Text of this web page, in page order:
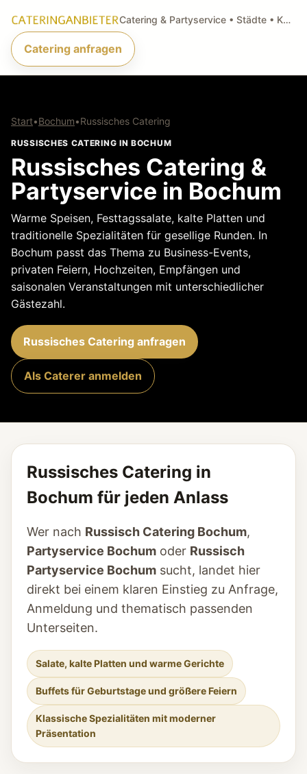
Catering & Partyservice • Städte • Küchenarten • Anfragen
Catering anfragen
Start•Bochum•Russisches Catering
RUSSISCHES CATERING IN BOCHUM
Russisches Catering &
Partyservice in Bochum
Warme Speisen, Festtagssalate, kalte Platten und
traditionelle Spezialitäten für gesellige Runden. In
Bochum passt das Thema zu Business-Events,
privaten Feiern, Hochzeiten, Empfängen und
saisonalen Veranstaltungen mit unterschiedlicher
Gästezahl.
Russisches Catering anfragen
Als Caterer anmelden
Russisches Catering in
Bochum für jeden Anlass
Wer nach Russisch Catering Bochum,
Partyservice Bochum oder Russisch
Partyservice Bochum sucht, landet hier
direkt bei einem klaren Einstieg zu Anfrage,
Anmeldung und thematisch passenden
Unterseiten.
Salate, kalte Platten und warme Gerichte
Buffets für Geburtstage und größere Feiern
Klassische Spezialitäten mit moderner
Präsentation